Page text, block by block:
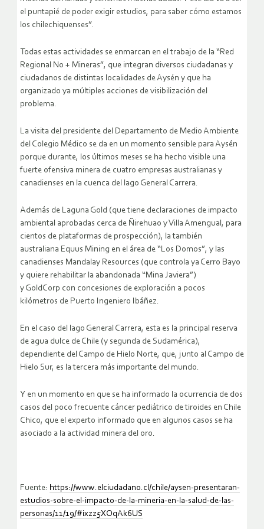
el puntapié de poder exigir estudios, para saber cómo estamos
los chilechiquenses”.
Todas estas actividades se enmarcan en el trabajo de la “Red
Regional No + Mineras”, que integran diversos ciudadanas y
ciudadanos de distintas localidades de Aysén y que ha
organizado ya múltiples acciones de visibilización del
problema.
La visita del presidente del Departamento de Medio Ambiente
del Colegio Médico se da en un momento sensible para Aysén
porque durante, los últimos meses se ha hecho visible una
fuerte ofensiva minera de cuatro empresas australianas y
canadienses en la cuenca del lago General Carrera.
Además de Laguna Gold (que tiene declaraciones de impacto
ambiental aprobadas cerca de Ñirehuao y Villa Amengual, para
cientos de plataformas de prospección), la también
australiana Equus Mining en el área de “Los Domos”, y las
canadienses Mandalay Resources (que controla ya Cerro Bayo
y quiere rehabilitar la abandonada “Mina Javiera”)
y GoldCorp con concesiones de exploración a pocos
kilómetros de Puerto Ingeniero Ibáñez.
En el caso del lago General Carrera, esta es la principal reserva
de agua dulce de Chile (y segunda de Sudamérica),
dependiente del Campo de Hielo Norte, que, junto al Campo de
Hielo Sur, es la tercera más importante del mundo.
Y en un momento en que se ha informado la ocurrencia de dos
casos del poco frecuente cáncer pediátrico de tiroides en Chile
Chico, que el experto informado que en algunos casos se ha
asociado a la actividad minera del oro.
Fuente: https://www.elciudadano.cl/chile/aysen-presentaran-
estudios-sobre-el-impacto-de-la-mineria-en-la-salud-de-las-
personas/11/19/#ixzz5XOqAk6US